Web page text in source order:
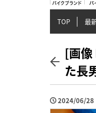
TOP 最
[画
た長
2024/06/28